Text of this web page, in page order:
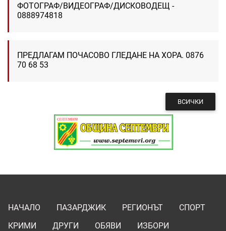
ФОТОГРАФ/ВИДЕОГРАФ/ДИСКОВОДЕЩ -
0888974818
ПРЕДЛАГАМ ПОЧАСОВО ГЛЕДАНЕ НА ХОРА. 0876
70 68 53
ВСИЧКИ
НАЧАЛО ПАЗАРДЖИК РЕГИОНЪТ
СПОРТ
КРИМИ
ДРУГИ ОБЯВИ
ИЗБОРИ